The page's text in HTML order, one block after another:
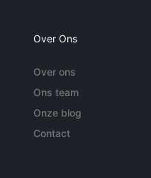
Over Ons
Over ons
Ons team
Onze blog
Contact